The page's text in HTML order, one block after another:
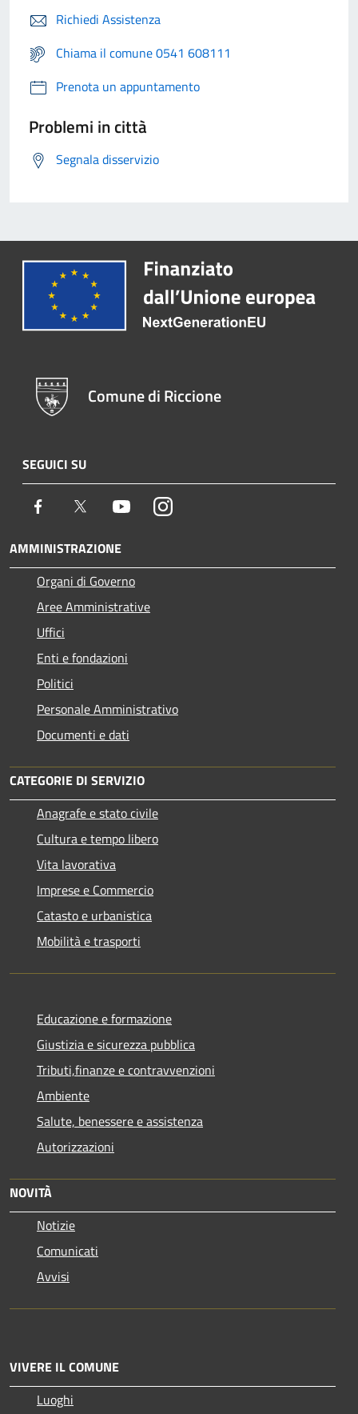
Richiedi Assistenza
Chiama il comune 0541 608111
Prenota un appuntamento
Problemi in città
Segnala disservizio
Comune di Riccione
SEGUICI SU
Facebook Twitter YoutubeInstagram
AMMINISTRAZIONE
Organi di Governo
Aree Amministrative
Uffici
Enti e fondazioni
Politici
Personale Amministrativo
Documenti e dati
CATEGORIE DI SERVIZIO
Anagrafe e stato civile
Cultura e tempo libero
Vita lavorativa
Imprese e Commercio
Catasto e urbanistica
Mobilità e trasporti
Educazione e formazione
Giustizia e sicurezza pubblica
Tributi,finanze e contravvenzioni
Ambiente
Salute, benessere e assistenza
Autorizzazioni
NOVITÀ
Notizie
Comunicati
Avvisi
VIVERE IL COMUNE
Luoghi